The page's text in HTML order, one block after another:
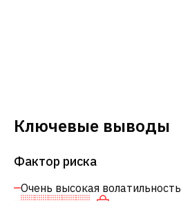
Ключевые выводы
Фактор риска
Очень высокая волатильность